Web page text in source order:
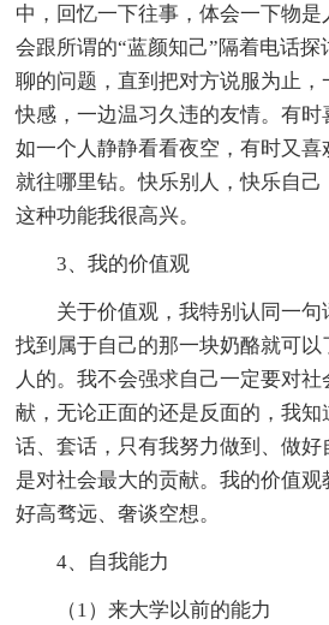
中，回忆一下往事，体会一下物
会跟所谓的“蓝颜知己”隔着电话
聊的问题，直到把对方说服为止
快感，一边温习久违的友情。有
如一个人静静看看夜空，有时又
就往哪里钻。快乐别人，快乐自
这种功能我很高兴。
3、我的价值观
关于价值观，我特别认同一
找到属于自己的那一块奶酪就可以
人的。我不会强求自己一定要对
献，无论正面的还是反面的，我知
话、套话，只有我努力做到、做
是对社会最大的贡献。我的价值
好高骛远、奢谈空想。
4、自我能力
（1）来大学以前的能力